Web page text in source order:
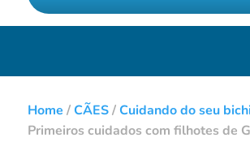
Home /CÃES/Cuidando do seu
Primeiros cuidados com filhotes de